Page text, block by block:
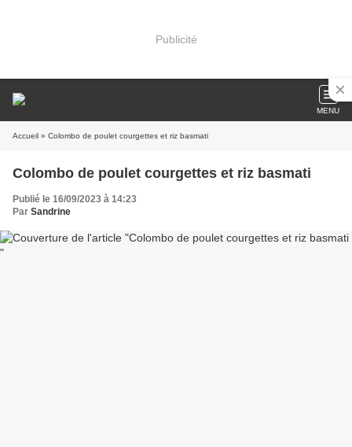
Publicité
MENU
Accueil » Colombo de poulet courgettes et riz basmati
Colombo de poulet courgettes et riz basmati
Publié le 16/09/2023 à 14:23
Par Sandrine